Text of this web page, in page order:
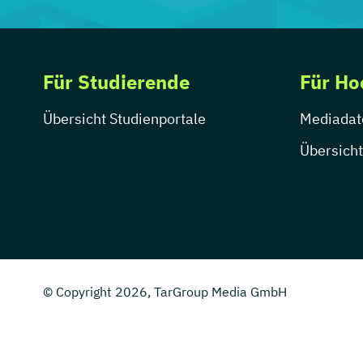
Für Studierende
Übersicht Studienportale
Für
© Copyright 2026, TarGroup Media GmbH